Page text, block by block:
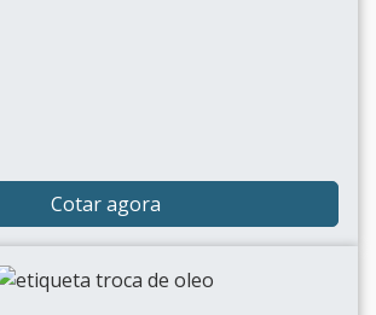
Cotar agora